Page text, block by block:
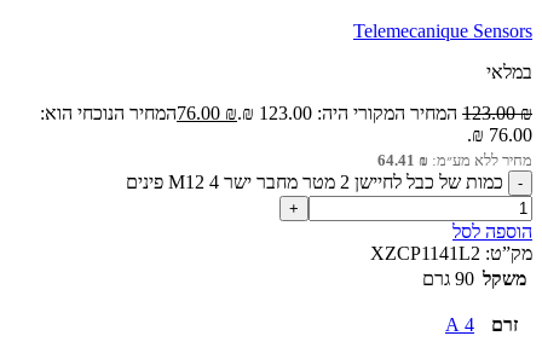
Telemecanique Sensors
במלאי
123.00₪ המחיר המקורי היה: 123.00 ₪. 76.00 ₪
המחיר הנוכחי הוא:
76.00 ₪.
מחיר ללא מע״מ: 64.41 ₪
כמות של כבל לחיישן 2 מטר מחבר ישר M12 4 פינים
הוספה לסל
מק”ט: XZCP1141L2
משקל 90 גרם
זרם 4 A